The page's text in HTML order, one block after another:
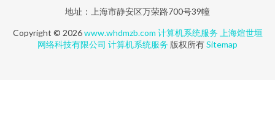
地址：上海市静安区万荣路700号39幢
Copyright © 2026www.whdmzb.com 计算机系统服务 上海煊世垣
网络科技有限公司 计算机系统服务 版权所有Sitemap